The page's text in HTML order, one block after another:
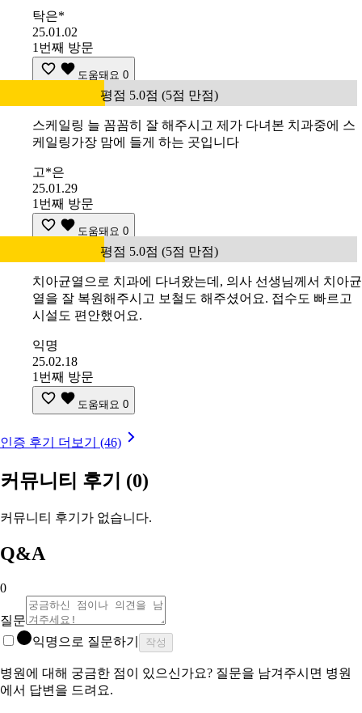
탁은*
25.01.02
1번째 방문
도움돼요 0
평점 5.0점 (5점 만점)
스케일링 늘 꼼꼼히 잘 해주시고 제가 다녀본 치과중에 스
케일링가장 맘에 들게 하는 곳입니다
고*은
25.01.29
1번째 방문
도움돼요 0
평점 5.0점 (5점 만점)
치아균열으로 치과에 다녀왔는데, 의사 선생님께서 치아균
열을 잘 복원해주시고 보철도 해주셨어요. 접수도 빠르고
시설도 편안했어요.
익명
25.02.18
1번째 방문
도움돼요 0
인증 후기 더보기 (46)
커뮤니티 후기 (0)
커뮤니티 후기가 없습니다.
Q&A
0
질문
익명으로 질문하기
작성
병원에 대해 궁금한 점이 있으신가요? 질문을 남겨주시면 병원
에서 답변을 드려요.